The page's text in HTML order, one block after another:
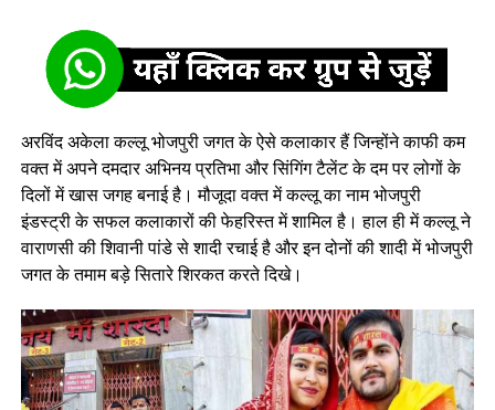
अरविंद अकेला कल्लू भोजपुरी जगत के ऐसे कलाकार हैं जिन्होंने काफी कम
वक्त में अपने दमदार अभिनय प्रतिभा और सिंगिंग टैलेंट के दम पर लोगों के
दिलों में खास जगह बनाई है। मौजूदा वक्त में कल्लू का नाम भोजपुरी
इंडस्ट्री के सफल कलाकारों की फेहरिस्त में शामिल है। हाल ही में कल्लू ने
वाराणसी की शिवानी पांडे से शादी रचाई है और इन दोनों की शादी में भोजपुरी
जगत के तमाम बड़े सितारे शिरकत करते दिखे।